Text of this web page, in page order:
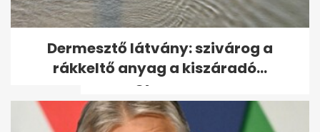
Telegraph: Az UEFA
hatszámjegyű végkielégítést
adott egy női...
Dermesztő látvány: szivárog a
rákkeltő anyag a kiszáradó...